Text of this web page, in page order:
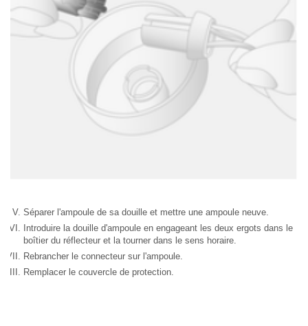
Séparer l'ampoule de sa douille et mettre une ampoule neuve.
Introduire la douille d'ampoule en engageant les deux ergots dans le
boîtier du réflecteur et la tourner dans le sens horaire.
Rebrancher le connecteur sur l'ampoule.
Remplacer le couvercle de protection.